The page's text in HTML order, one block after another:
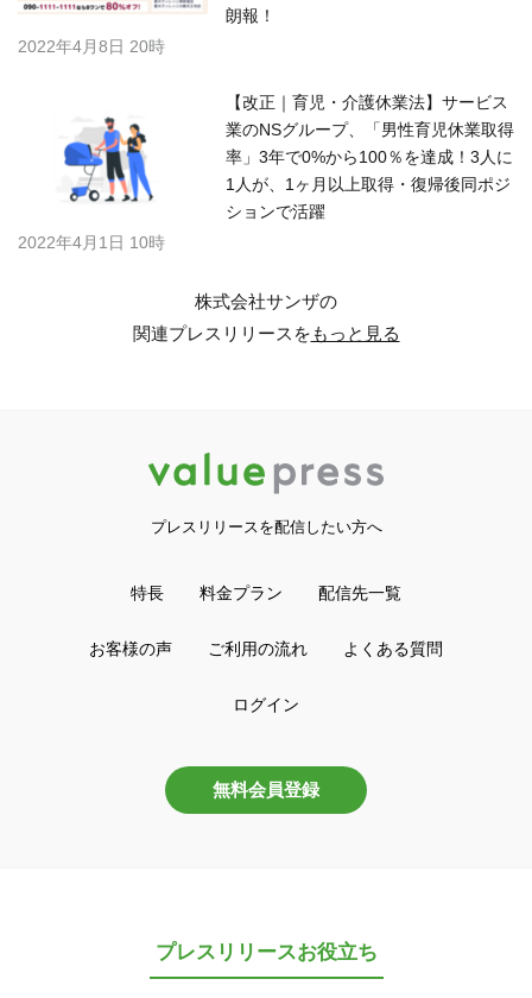
朗報！
2022年4月8日 20時
【改正｜育児・介護休業法】サービス
業のNSグループ、「男性育児休業取得
率」3年で0%から100％を達成！3人に
1人が、1ヶ月以上取得・復帰後同ポジ
ションで活躍
2022年4月1日 10時
株式会社サンザの
関連プレスリリースをもっと見る
プレスリリースを配信したい方へ
特長 料金プラン 配信先一覧
お客様の声 ご利用の流れ よくある質問
ログイン
無料会員登録
プレスリリースお役立ち